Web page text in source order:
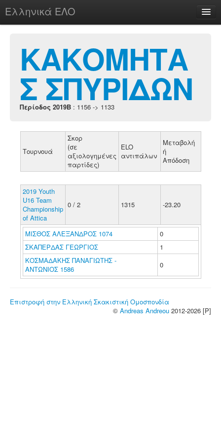
Ελληνικά ΕΛΟ
chesstu.be @ discord
Login
ΚΑΚΟΜΗΤΑ
Σ ΣΠΥΡΙΔΩΝ
Περίοδος 2019B : 1156 -> 1133
Τουρνουά
Σκορ
(σε
αξιολογημένες
παρτίδες)
ELO
αντιπάλων
Μεταβολή
ή
Απόδοση
2019 Youth
U16 Team
Championship
of Attica
0 / 2 1315 -23.20
ΜΙΣΘΟΣ ΑΛΕΞΑΝΔΡΟΣ 1074
0
ΣΚΑΠΕΡΔΑΣ ΓΕΩΡΓΙΟΣ
1
ΚΟΣΜΑΔΑΚΗΣ ΠΑΝΑΓΙΩΤΗΣ -
ΑΝΤΩΝΙΟΣ 1586
0
Επιστροφή στην Ελληνική Σκακιστική Ομοσπονδία
© Andreas Andreou 2012-2026 [P]